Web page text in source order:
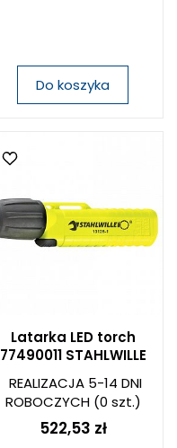
Do koszyka
Latarka LED torch
77490011 STAHLWILLE
REALIZACJA 5-14 DNI
ROBOCZYCH(0 szt.)
522,53 zł